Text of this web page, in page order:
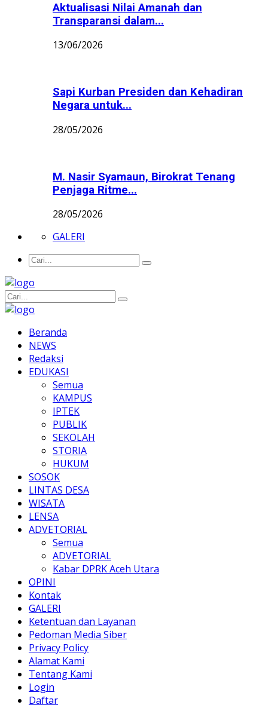
Aktualisasi Nilai Amanah dan
Transparansi dalam...
13/06/2026
Sapi Kurban Presiden dan Kehadiran
Negara untuk...
28/05/2026
M. Nasir Syamaun, Birokrat Tenang
Penjaga Ritme...
28/05/2026
GALERI
Beranda
NEWS
Redaksi
EDUKASI
Semua
KAMPUS
IPTEK
PUBLIK
SEKOLAH
STORIA
HUKUM
SOSOK
LINTAS DESA
WISATA
LENSA
ADVETORIAL
Semua
ADVETORIAL
Kabar DPRK Aceh Utara
OPINI
Kontak
GALERI
Ketentuan dan Layanan
Pedoman Media Siber
Privacy Policy
Alamat Kami
Tentang Kami
Login
Daftar